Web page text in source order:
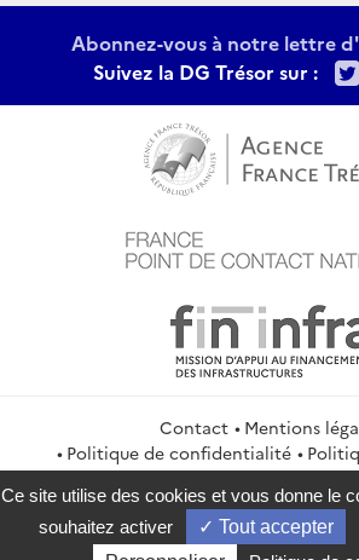
Abonnez-vous à notre lettre
Suivez la DG Trésor sur :
Contact
Mentions
Politique de confidentialité
Gestion des cookies
service-public.gouv.fr
data.gouv.fr
Ce site utilise des cookies et vous donne le
souhaitez activer
Tout accepter